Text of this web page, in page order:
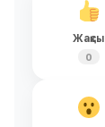
Жақсы
0